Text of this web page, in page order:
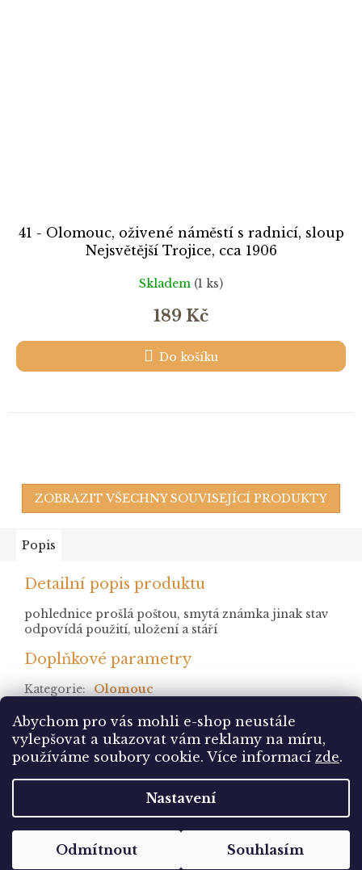
Abychom pro vás mohli e-shop neustále
vylepšovat a ukazovat vám reklamy na míru,
používáme soubory cookie. Více informací zde.
Nastavení
Odmítnout Souhlasím
41 - Olomouc, oživené náměstí s radnicí, sloup
Nejsvětější Trojice, cca 1906
Skladem (1 ks)
189 Kč
Do košíku
ZOBRAZIT VŠECHNY SOUVISEJÍCÍ PRODUKTY
Popis
Detailní popis produktu
pohlednice prošlá poštou, smytá známka jinak stav
odpovídá použití, uložení a stáří
Doplňkové parametry
Kategorie: Olomouc
Copyright 2026Pohlednice Sbírám.cz. Všechna
práva vyhrazena.
Upravit nastavení cookies